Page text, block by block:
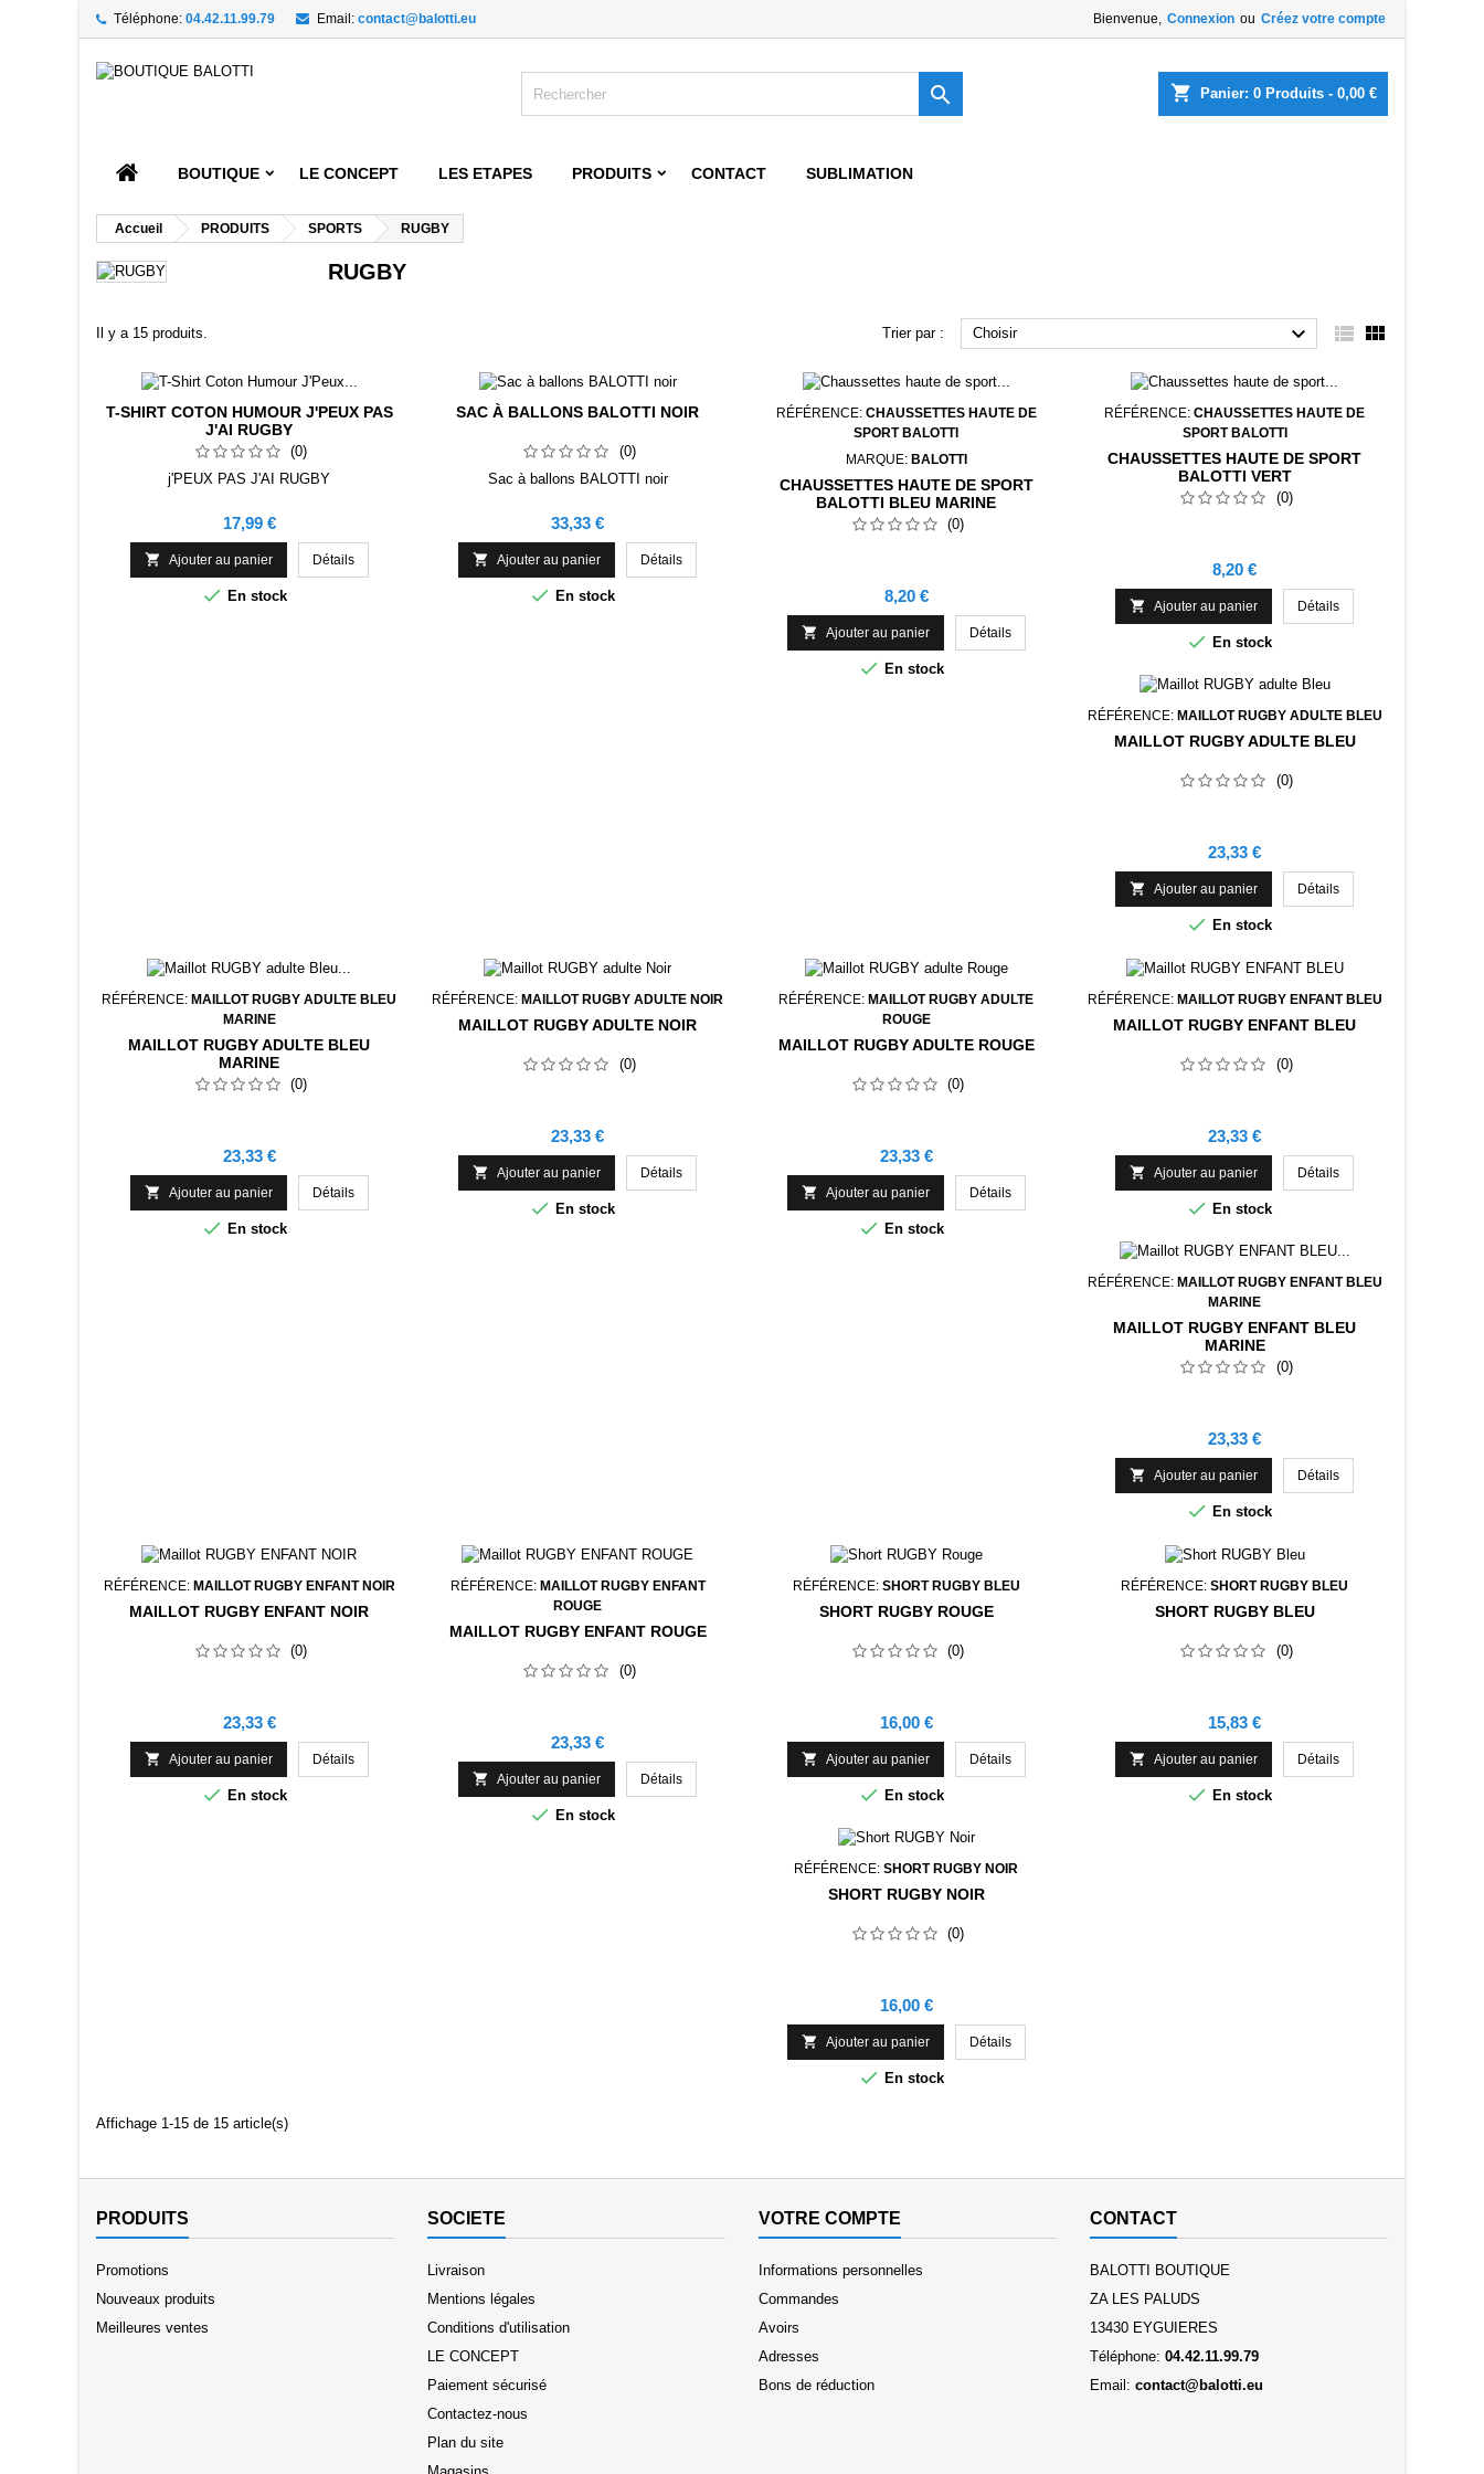
Téléphone: 04.42.11.99.79 Email: contact@balotti.eu Bienvenue, Connexion ou Créez votre compte
shopping_cart Panier: 0 Produits - 0,00 €

BOUTIQUE LE CONCEPT LES ETAPES PRODUITS CONTACT SUBLIMATION
Accueil PRODUITS SPORTS RUGBY
RUGBY
Il y a 15 produits. Trier par : Choisir   
T-SHIRT COTON HUMOUR J'PEUX PAS
J'AI RUGBY
(0)
j'PEUX PAS J'AI RUGBY
Prix
17,99 €
 Ajouter au panier Détails
 En stock
SAC À BALLONS BALOTTI NOIR
(0)
Sac à ballons BALOTTI noir
Prix
33,33 €
 Ajouter au panier Détails
 En stock
RÉFÉRENCE: CHAUSSETTES HAUTE DE
SPORT BALOTTI
MARQUE: BALOTTI
CHAUSSETTES HAUTE DE SPORT
BALOTTI BLEU MARINE
(0)
Prix
8,20 €
 Ajouter au panier Détails
 En stock
RÉFÉRENCE:CHAUSSETTES HAUTE DE
SPORT BALOTTI
CHAUSSETTES HAUTE DE SPORT
BALOTTI VERT
(0)
Prix
8,20 €
 Ajouter au panier Détails
 En stock
RÉFÉRENCE: MAILLOT RUGBY ADULTE BLEU
MAILLOT RUGBY ADULTE BLEU
(0)
Prix
23,33 €
 Ajouter au panier Détails
 En stock
RÉFÉRENCE:MAILLOT RUGBY ADULTE BLEU
MARINE
MAILLOT RUGBY ADULTE BLEU
MARINE
(0)
Prix
23,33 €
 Ajouter au panier Détails
 En stock
RÉFÉRENCE:MAILLOT RUGBY ADULTE NOIR
MAILLOT RUGBY ADULTE NOIR
(0)
Prix
23,33 €
 Ajouter au panier Détails
 En stock
RÉFÉRENCE:MAILLOT RUGBY ADULTE
ROUGE
MAILLOT RUGBY ADULTE ROUGE
(0)
Prix
23,33 €
 Ajouter au panier Détails
 En stock
RÉFÉRENCE: MAILLOT RUGBY ENFANT BLEU
MAILLOT RUGBY ENFANT BLEU
(0)
Prix
23,33 €
 Ajouter au panier Détails
 En stock
RÉFÉRENCE: MAILLOT RUGBY ENFANT BLEU
MARINE
MAILLOT RUGBY ENFANT BLEU
MARINE
(0)
Prix
23,33 €
 Ajouter au panier Détails
 En stock
RÉFÉRENCE: MAILLOT RUGBY ENFANT NOIR
MAILLOT RUGBY ENFANT NOIR
(0)
Prix
23,33 €
 Ajouter au panier Détails
 En stock
RÉFÉRENCE: MAILLOT RUGBY ENFANT
ROUGE
MAILLOT RUGBY ENFANT ROUGE
(0)
Prix
23,33 €
 Ajouter au panier Détails
 En stock
RÉFÉRENCE: SHORT RUGBY BLEU
SHORT RUGBY ROUGE
(0)
Prix
16,00 €
 Ajouter au panier Détails
 En stock
RÉFÉRENCE:SHORT RUGBY BLEU
SHORT RUGBY BLEU
(0)
Prix
15,83 €
 Ajouter au panier Détails
 En stock
RÉFÉRENCE:SHORT RUGBY NOIR
SHORT RUGBY NOIR
(0)
Prix
16,00 €
 Ajouter au panier Détails
 En stock
Affichage 1-15 de 15 article(s)
PRODUITS
Promotions
Nouveaux produits
Meilleures ventes
SOCIETE
Livraison
Mentions légales
Conditions d'utilisation
LE CONCEPT
Paiement sécurisé
Contactez-nous
Plan du site
VOTRE COMPTE
Informations personnelles
Commandes
Avoirs
Adresses
Bons de réduction
CONTACT
BALOTTI BOUTIQUE
ZA LES PALUDS
13430 EYGUIERES
Téléphone: 04.42.11.99.79
Email: contact@balotti.eu
((confirmMessage))
Vous devez être connecté pour ajouter des produits à votre liste d'envies.